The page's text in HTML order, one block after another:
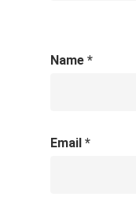
Name *
Email *